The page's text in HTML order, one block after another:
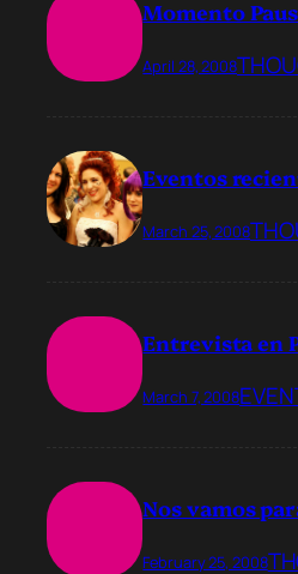
Momento
April 28, 2008
Eventos
March 25, 2008
Entrevista en
March 7, 2008
Nos vamos
February 25, 2008